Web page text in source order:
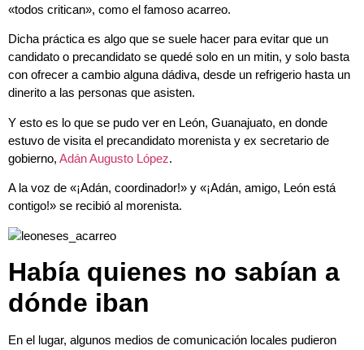
«todos critican», como el famoso acarreo.
Dicha práctica es algo que se suele hacer para evitar que un
candidato o precandidato se quedé solo en un mitin, y solo basta
con ofrecer a cambio alguna dádiva, desde un refrigerio hasta un
dinerito a las personas que asisten.
Y esto es lo que se pudo ver en León, Guanajuato, en donde
estuvo de visita el precandidato morenista y ex secretario de
gobierno, Adán Augusto López.
A la voz de «¡Adán, coordinador!» y «¡Adán, amigo, León está
contigo!» se recibió al morenista.
Había quienes no sabían a
dónde iban
En el lugar, algunos medios de comunicación locales pudieron